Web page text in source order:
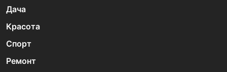
Дача
Красота
Спорт
Ремонт